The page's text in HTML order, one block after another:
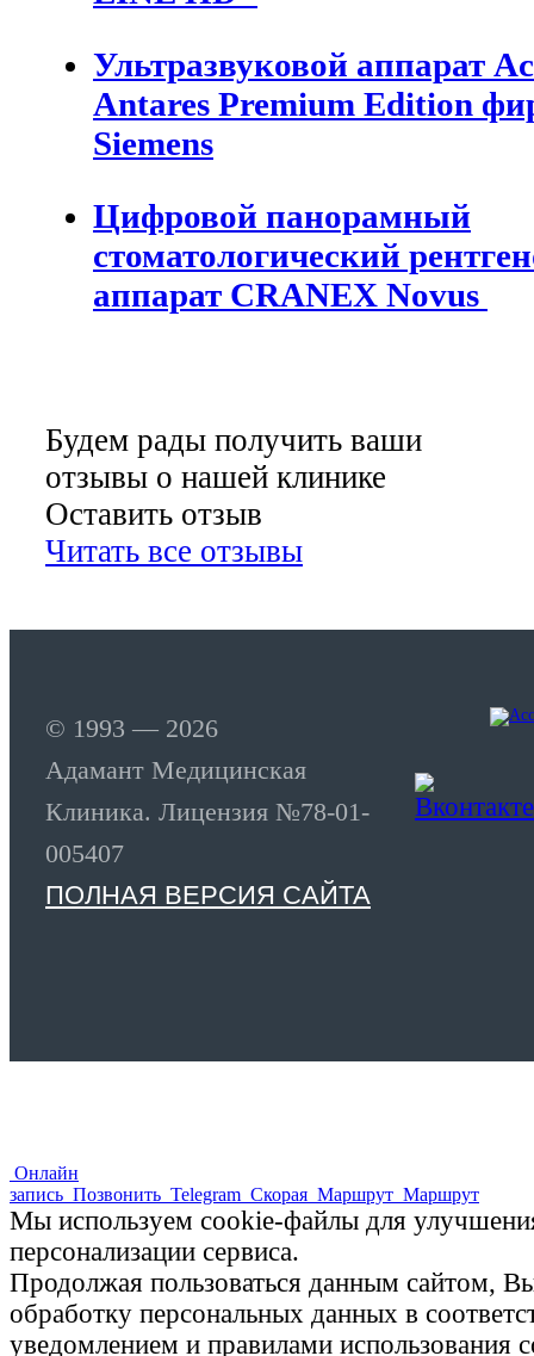
Ультразвуковой аппарат
Antares Premium Edition
Siemens
Цифровой панорамный
стоматологический
аппарат CRANEX Novus
Будем рады получить ваши
отзывы о нашей клинике
Оставить отзыв
Читать все отзывы
© 1993 — 2026
Адамант Медицинская
Клиника. Лицензия №78-01-
005407
ПОЛНАЯ ВЕРСИЯ САЙТА
Онлайн
запись Позвонить Telegram Скорая Маршрут Маршрут
Мы используем cookie-файлы для
персонализации сервиса.
Продолжая пользоваться данным сайтом, Вы
обработку персональных данных в
уведомлением и правилами использования